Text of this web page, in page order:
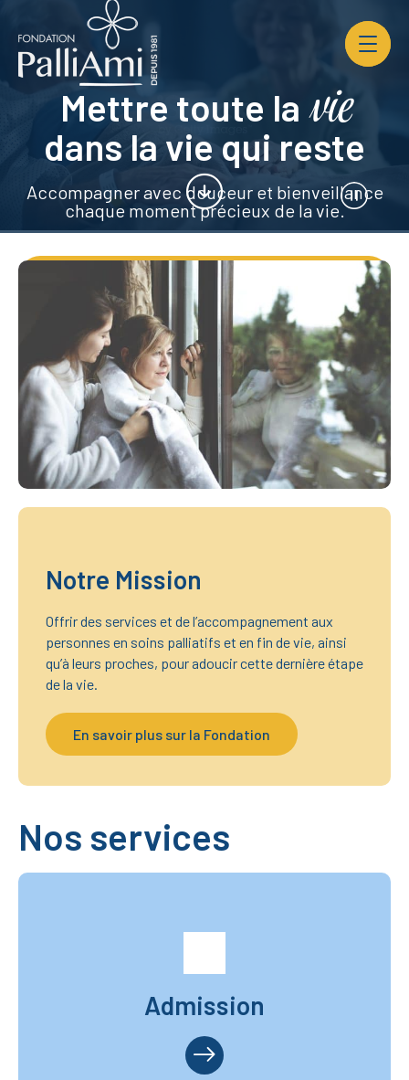
Ouvrir
la
du
Mettre toute la vie
dans la vie qui reste
Accompagner avec douceur et bienveillance
chaque moment précieux de la vie.
Devenir bénévole
Bouton
Lecture/
Notre Mission
Offrir des services et de l’accompagnement aux
personnes en soins palliatifs et en fin de vie, ainsi
qu’à leurs proches, pour adoucir cette dernière étape
de la vie.
En savoir plus sur la Fondation
Nos services
Admission